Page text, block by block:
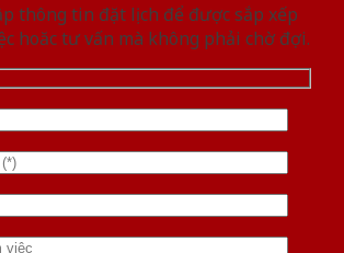
thông tin đặt lịch để được sắp xếp
hoăc tư vấn mà không phải chờ đợi.